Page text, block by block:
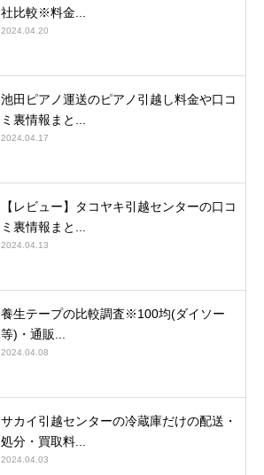
社比較※料金...
2024.04.20
池田ピアノ運送のピアノ引越し料金や口コ
ミ裏情報まと...
2024.04.17
【レビュー】タコヤキ引越センターの口コ
ミ裏情報まと...
2024.04.13
養生テープの比較調査※100均(ダイソー
等)・通販...
2024.04.08
サカイ引越センターの冷蔵庫だけの配送・
処分・買取料...
2024.04.03